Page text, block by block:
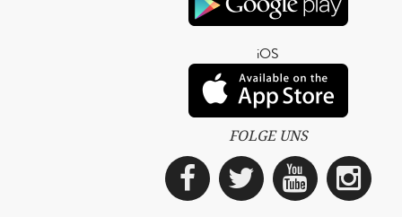
iOS
FOLGE UNS
Facebook
Twitter